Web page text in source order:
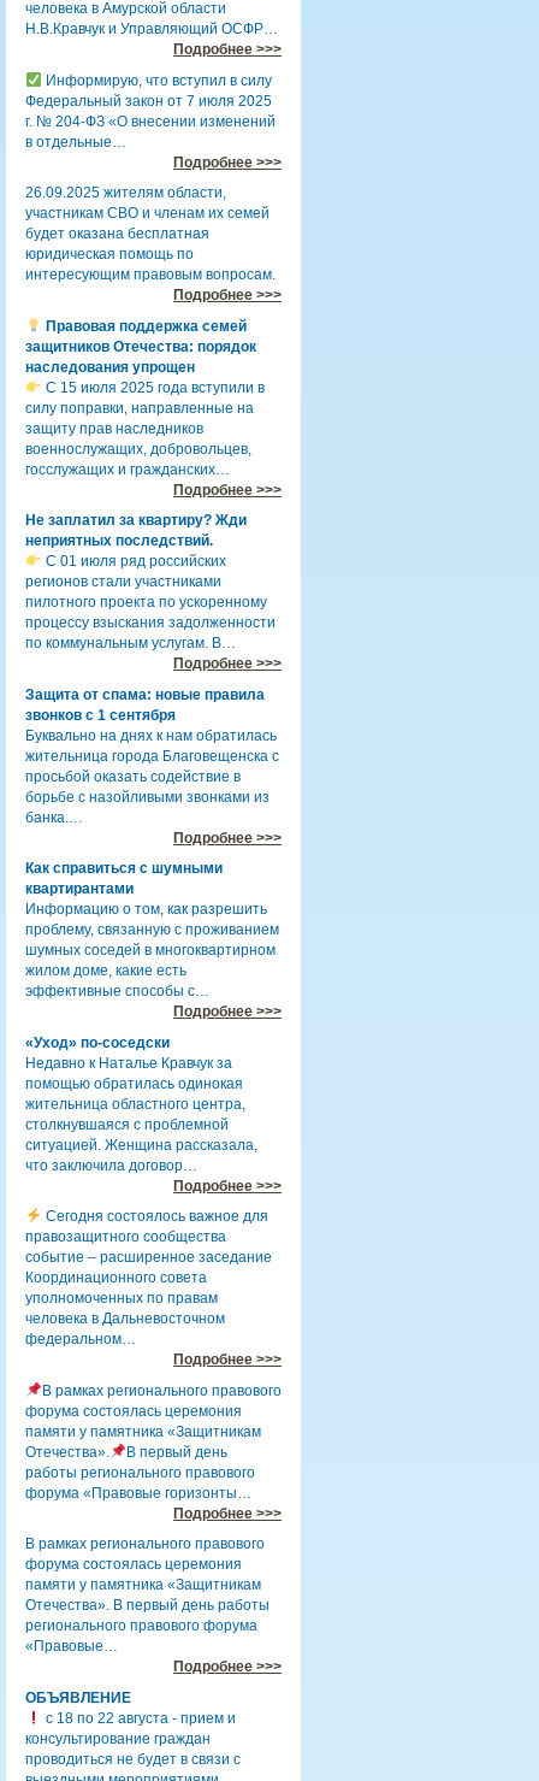
человека в Амурской области
Н.В.Кравчук и Управляющий ОСФР…
Подробнее >>>
Информирую, что вступил в силу
Федеральный закон от 7 июля 2025
г. № 204-ФЗ «О внесении изменений
в отдельные…
Подробнее >>>
26.09.2025 жителям области,
участникам СВО и членам их семей
будет оказана бесплатная
юридическая помощь по
интересующим правовым вопросам.
Подробнее >>>
Правовая поддержка семей
защитников Отечества: порядок
наследования упрощен
С 15 июля 2025 года вступили в
силу поправки, направленные на
защиту прав наследников
военнослужащих, добровольцев,
госслужащих и гражданских…
Подробнее >>>
Не заплатил за квартиру? Жди
неприятных последствий.
С 01 июля ряд российских
регионов стали участниками
пилотного проекта по ускоренному
процессу взыскания задолженности
по коммунальным услугам. В…
Подробнее >>>
Защита от спама: новые правила
звонков с 1 сентября
Буквально на днях к нам обратилась
жительница города Благовещенска с
просьбой оказать содействие в
борьбе с назойливыми звонками из
банка.…
Подробнее >>>
Как справиться с шумными
квартирантами
Информацию о том, как разрешить
проблему, связанную с проживанием
шумных соседей в многоквартирном
жилом доме, какие есть
эффективные способы с…
Подробнее >>>
«Уход» по-соседски
Недавно к Наталье Кравчук за
помощью обратилась одинокая
жительница областного центра,
столкнувшаяся с проблемной
ситуацией. Женщина рассказала,
что заключила договор…
Подробнее >>>
Сегодня состоялось важное для
правозащитного сообщества
событие – расширенное заседание
Координационного совета
уполномоченных по правам
человека в Дальневосточном
федеральном…
Подробнее >>>
В рамках регионального правового
форума состоялась церемония
памяти у памятника «Защитникам
Отечества».
В первый день
работы регионального правового
форума «Правовые горизонты…
Подробнее >>>
В рамках регионального правового
форума состоялась церемония
памяти у памятника «Защитникам
Отечества». В первый день работы
регионального правового форума
«Правовые…
Подробнее >>>
ОБЪЯВЛЕНИЕ
с 18 по 22 августа - прием и
консультирование граждан
проводиться не будет в связи с